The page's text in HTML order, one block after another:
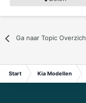
Ga naar Topic
Start Kia Modellen